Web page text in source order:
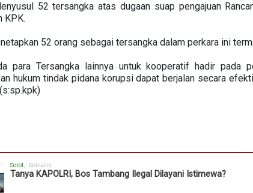
52 tersangka atas dugaan suap pengajuan
KPK.
52 orang sebagai tersangka dalam perkara ini
para Tersangka lainnya untuk kooperatif hadir pada
hukum tindak pidana korupsi dapat berjalan secara
Sorot, Kemarin
Tanya KAPOLRI, Bos Tambang Ilegal Dilayani Istimewa?